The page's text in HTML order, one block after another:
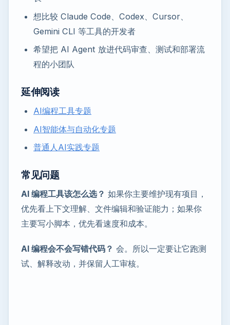
想比较 Claude Code、Codex、Cursor、
Gemini CLI 等工具的开发者
希望把 AI Agent 放进代码审查、测试和部署流
程的小团队
延伸阅读
AI编程工具专题
AI智能体与自动化专题
普通人AI实践专题
常见问题
AI 编程工具该怎么选？ 如果你主要维护现有项目，
优先看上下文理解、文件编辑和验证能力；如果你
主要写小脚本，优先看速度和成本。
AI 编程会不会写错代码？ 会。所以一定要让它跑测
试、解释改动，并保留人工审核。